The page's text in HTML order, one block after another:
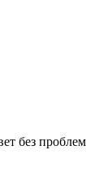
без проблем